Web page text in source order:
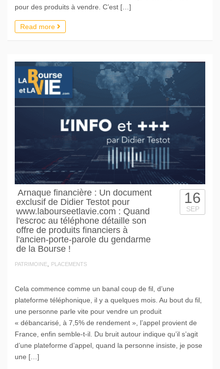
pour des produits à vendre. C’est […]
Read more
Arnaque financière : Un document
exclusif de Didier Testot pour
www.labourseetlavie.com : Quand
l'escroc au téléphone détaille son
offre de produits financiers à
l'ancien-porte-parole du gendarme
de la Bourse !
PATRIMOINE, PLACEMENTS
16
SEP
Cela commence comme un banal coup de fil, d’une
plateforme téléphonique, il y a quelques mois. Au bout du fil,
une personne parle vite pour vendre un produit
« débancarisé, à 7,5% de rendement », l’appel provient de
France, enfin semble-t-il. Du bruit autour indique qu’il s’agit
d’une plateforme d’appel, quand la personne insiste, je pose
une […]